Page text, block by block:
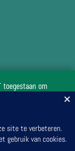
toegestaan om
de stichting Het
het buurtbos te
te organiseren